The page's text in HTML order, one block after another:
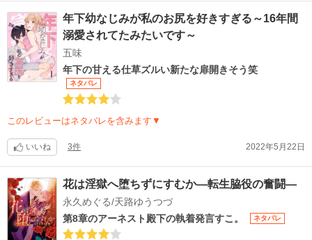
年下幼なじみが私のお尻を好きすぎる～16年間
溺愛されてたみたいです～
五味
年下の甘える仕草ズルい新たな扉開きそう笑
ネタバレ
このレビューはネタバレを含みます▼
いいね 3件 2022年5月22日
花は淫獄へ堕ちずにすむか―転生脇役の奮闘―
永久めぐる/天路ゆうつづ
第8章のアーネスト殿下の執着発言すこ。
ネタバレ